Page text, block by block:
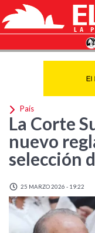
País
La Corte
nuevo
selección
25 MARZO 2026 - 19:22